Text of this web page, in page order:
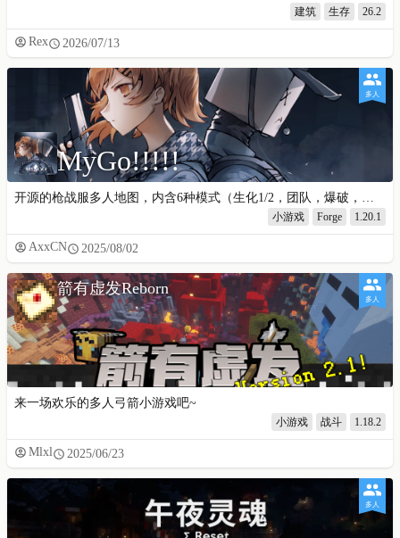
建筑 生存 26.2
Rex 2026/07/13
多人
MyGo!!!!!
开源的枪战服多人地图，内含6种模式（生化1/2，团队，爆破，个人），61张不同的游戏地图
小游戏 Forge 1.20.1
AxxCN 2025/08/02
多人
箭有虚发Reborn
来一场欢乐的多人弓箭小游戏吧~
小游戏 战斗 1.18.2
Mlxl 2025/06/23
多人